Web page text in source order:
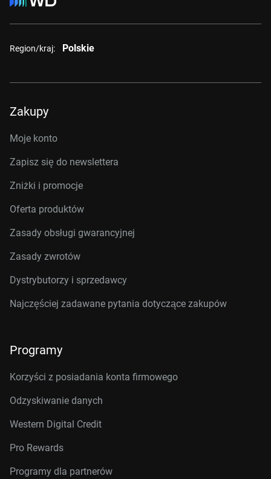
Region/kraj: Polskie
Zakupy
Moje konto
Zapisz się do newslettera
Zniżki i promocje
Oferta produktów
Zasady obsługi gwarancyjnej
Zasady zwrotów
Dystrybutorzy i sprzedawcy
Najczęściej zadawane pytania dotyczące zakupów
Programy
Korzyści z posiadania konta firmowego
Odzyskiwanie danych
Western Digital Credit
Pro Rewards
Programy dla partnerów